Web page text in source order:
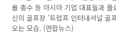
룹 총수 등 아시아 기업 대표들과
신의 골프장 '트럼프 인터내셔널 골
오는 모습. (연합뉴스)